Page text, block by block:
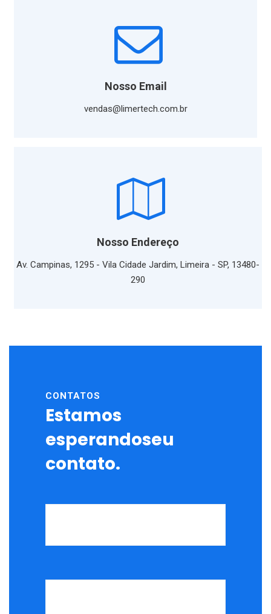
Nosso Email
vendas@limertech.com.br
Nosso Endereço
Av. Campinas, 1295 - Vila Cidade Jardim, Limeira - SP, 13480-
290
CONTATOS
Estamos
esperandoseu
contato.